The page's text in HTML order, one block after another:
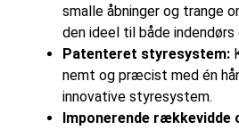
smalle åbninger og trange
den ideel til både indendørs
Patenteret styresystem:
nemt og præcist med én
innovative styresystem.
Imponerende